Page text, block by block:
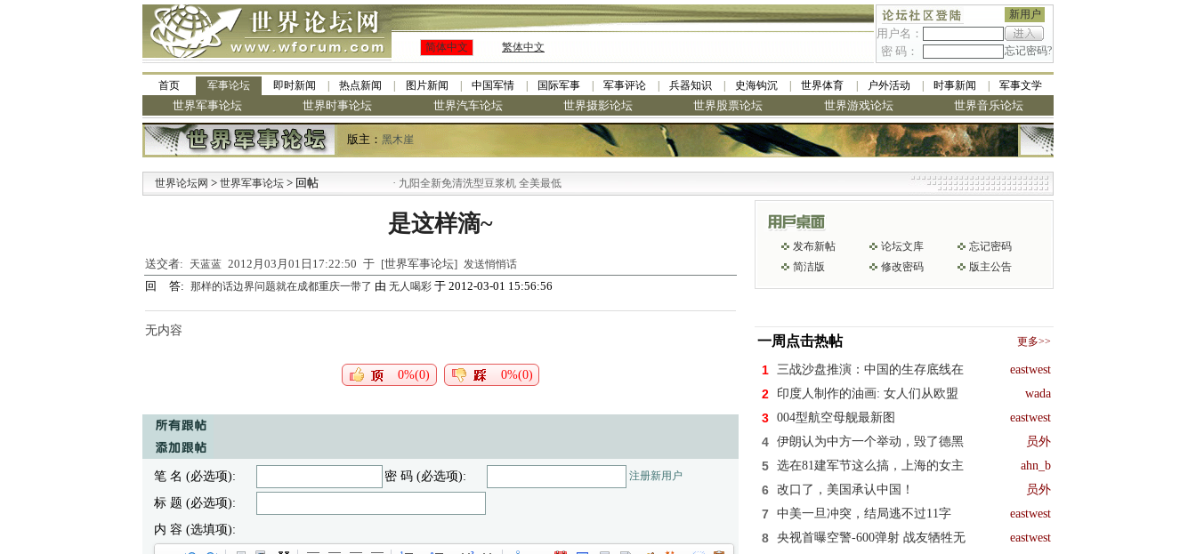
新用户
用户名：
密 码：
忘记密码?
简体中文 繁体中文
首页 军事论坛 即时新闻 热点新闻 图片新闻 中国军情 国际军事 军事评论 兵器知识 史海钩沉 世界体育 户外活动 时事新闻 军事文学
世界军事论坛 世界时事论坛 世界汽车论坛 世界摄影论坛 世界股票论坛 世界游戏论坛 世界音乐论坛
版主： 黑木崖
世界论坛网 > 世界军事论坛 > 回帖 九阳全新免清洗型豆浆机 全美最低
是这样滴~
送交者: 天蓝蓝 2012月03月01日17:22:50 于 [世界军事论坛] 发送悄悄话
回 答: 那样的话边界问题就在成都重庆一带了 由 无人喝彩 于 2012-03-01 15:56:56
无内容
0%(0) 0%(0)
笔 名 (必选项): 密 码 (必选项): 注册新用户
标 题 (必选项):
内 容 (选填项):
发布新帖 论坛文库
忘记密码
简洁版
修改密码 版主公告
一周点击热帖 更多>>
1 三战沙盘推演：中国的生存底线在 eastwest
2 印度人制作的油画: 女人们从欧盟 wada
3 004型航空母舰最新图 eastwest
4 伊朗认为中方一个举动，毁了德黑 员外
5 选在81建军节这么搞，上海的女主 ahn_b
6 改口了，美国承认中国！ 员外
7 中美一旦冲突，结局逃不过11字 eastwest
8 央视首曝空警-600弹射 战友牺牲无 eastwest